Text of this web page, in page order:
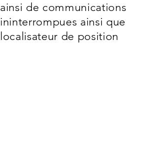
ainsi de communications
ininterrompues ainsi que
localisateur de position